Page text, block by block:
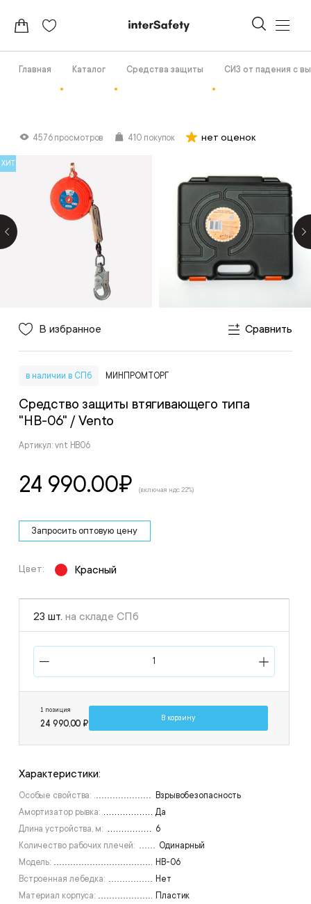
Главная Каталог Средства защиты СИЗ от падения с
4576 просмотров 410 покупок нет оценок
ХИТ
В избранное Сравнить
в наличии в СПб МИНПРОМТОРГ
Средство защиты втягивающего типа
"НВ-06" / Vento
Артикул: vnt HB06
24 990.00₽ (включая ндс 22%)
Запросить оптовую цену
Цвет: Красный
23 шт. на складе СПб
1 позиция
24 990,00 ₽
В корзину
Характеристики:
Особые свойства:
Взрывобезопасность
Амортизатор рывка:
Да
Длина устройства, м:
6
Количество рабочих плечей:
Одинарный
Модель:
НВ-06
Встроенная лебедка:
Нет
Материал корпуса:
Пластик